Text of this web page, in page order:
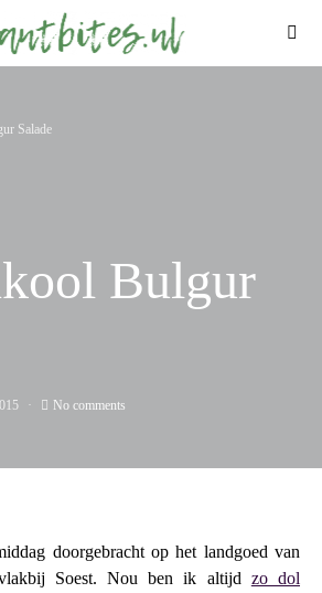
Salade
Bulgur
No comments
doorgebracht op het landgoed van
Soest. Nou ben ik altijd zo dol